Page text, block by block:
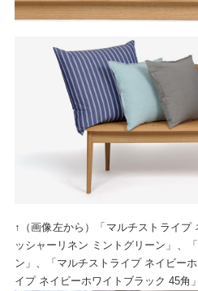
↑（画像左から）「マルチストライプ
ッシャーリネン ミントグリーン」、
ン」、「マルチストライプ ネイビー
イプ ネイビーホワイトブラック 45角」